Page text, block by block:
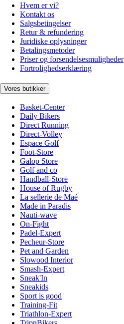
Hvem er vi?
Kontakt os
Salgsbetingelser
Retur & refundering
Juridiske oplysninger
Betalingsmetoder
Priser og forsendelsesmuligheder
Fortrolighedserklæring
Vores butikker
Basket-Center
Daily Bikers
Direct Running
Direct-Volley
Espace Golf
Foot-Store
Galop Store
Golf and co
Handball-Store
House of Rugby
La sellerie de Maé
Made in Paradis
Nauti-wave
On-Fight
Padel-Expert
Pecheur-Store
Pet and Garden
Slowood Interior
Smash-Expert
Sneak'In
Sneakids
Sport is good
Training-Fit
Triathlon-Expert